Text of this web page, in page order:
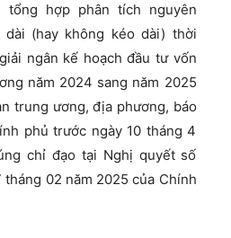
tổng hợp phân tích nguyên
dài (hay không kéo dài) thời
ngân kế hoạch đầu tư vốn
năm 2024 sang năm 2025
trung ương, địa phương, báo
phủ trước ngày 10 tháng 4
chỉ đạo tại Nghị quyết số
tháng 02 năm 2025 của Chính